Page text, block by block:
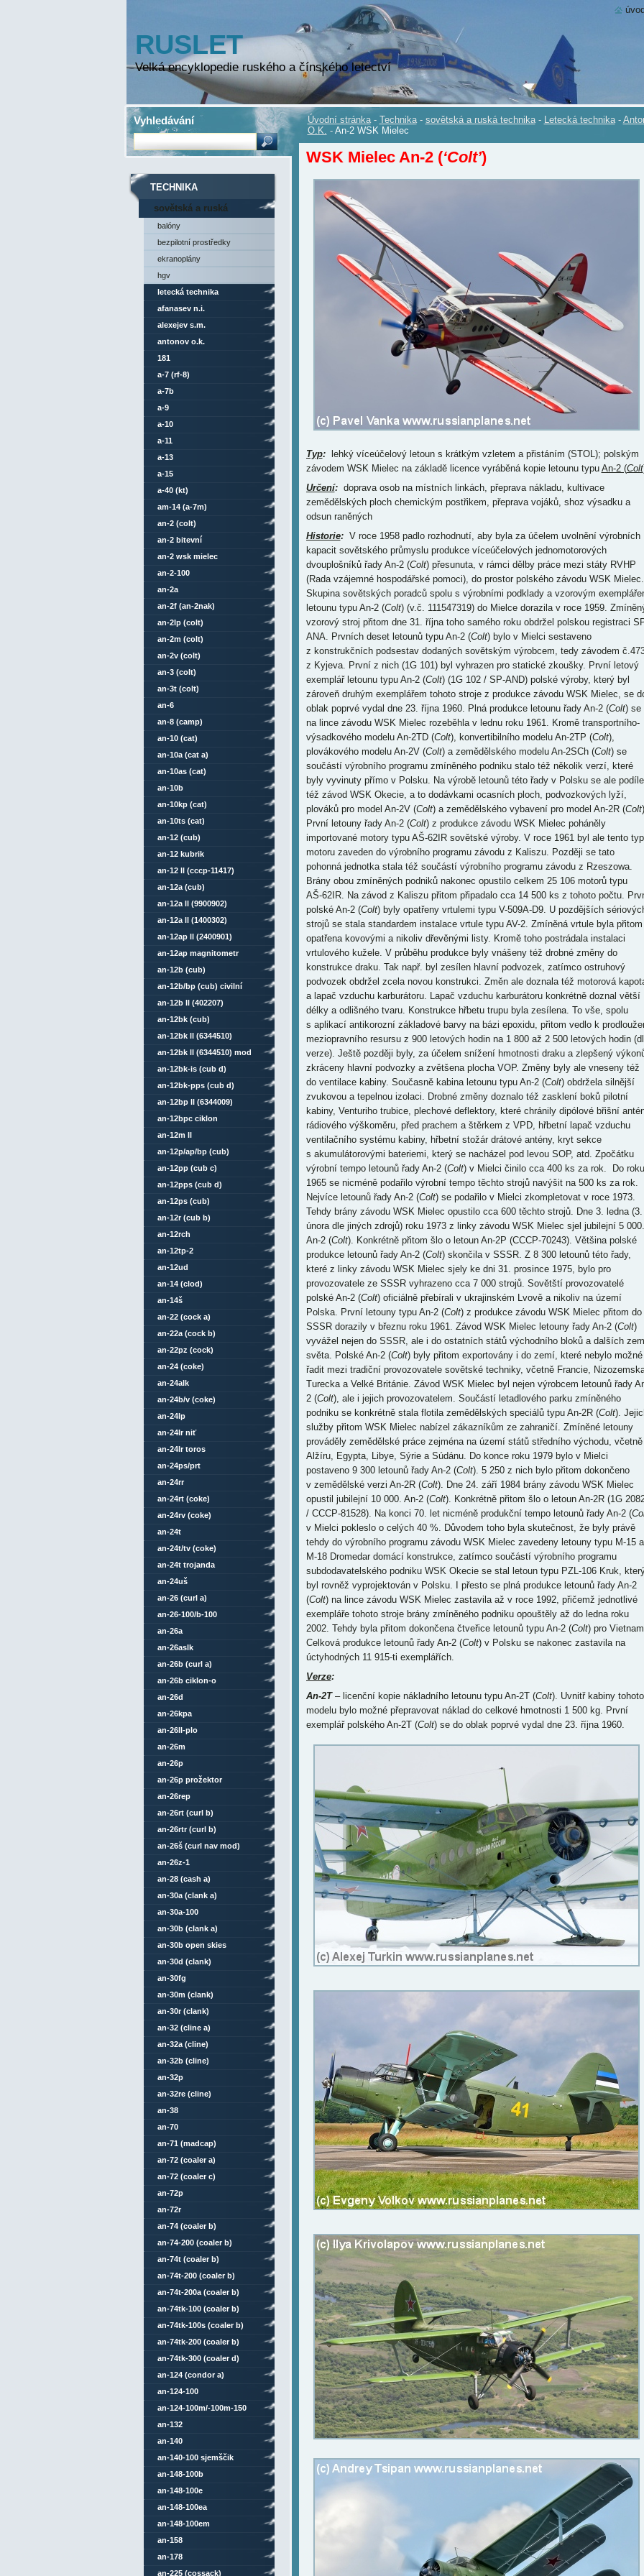
RUSLET
Velká encyklopedie ruského a čínského letectví
Úvodní stránka - Technika - sovětská a ruská technika - Letecká technika -
O.K. - An-2 WSK Mielec
WSK Mielec An-2 (‘Colt’)
Typ:lehký víceúčelový letoun s krátkým vzletem a přistáním (STOL); polským
závodem WSK Mielec na základě licence vyráběná kopie letounu typu An-2 (Colt
Určení:doprava osob na místních linkách, přeprava nákladu, kultivace
zemědělských ploch chemickým postřikem, přeprava vojáků, shoz výsadku a
odsun raněných
Historie:V roce 1958 padlo rozhodnutí, aby byla za účelem uvolnění výrobních
kapacit sovětského průmyslu produkce víceúčelových jednomotorových
dvouplošníků řady An-2 (Colt) přesunuta, v rámci dělby práce mezi státy RVHP
(Rada vzájemné hospodářské pomoci), do prostor polského závodu WSK Mielec.
Skupina sovětských poradců spolu s výrobními podklady a vzorovým
letounu typu An-2 (Colt) (v.č. 111547319) do Mielce dorazila v roce 1959.
vzorový stroj přitom dne 31. října toho samého roku obdržel polskou registraci
ANA. Prvních deset letounů typu An-2 (Colt) bylo v Mielci sestaveno
z konstrukčních podsestav dodaných sovětským výrobcem, tedy závodem
z Kyjeva. První z nich (1G 101) byl vyhrazen pro statické zkoušky. První letový
exemplář letounu typu An-2 (Colt) (1G 102 / SP-AND) polské výroby, který byl
zároveň druhým exemplářem tohoto stroje z produkce závodu WSK Mielec, se
oblak poprvé vydal dne 23. října 1960. Plná produkce letounu řady An-2 (Colt) se
na lince závodu WSK Mielec rozeběhla v lednu roku 1961. Kromě transportního-
výsadkového modelu An-2TD (Colt), konvertibilního modelu An-2TP (Colt),
plovákového modelu An-2V (Colt) a zemědělského modelu An-2SCh (Colt) se
součástí výrobního programu zmíněného podniku stalo též několik verzí, které
byly vyvinuty přímo v Polsku. Na výrobě letounů této řady v Polsku se ale
též závod WSK Okecie, a to dodávkami ocasních ploch, podvozkových lyží,
plováků pro model An-2V (Colt) a zemědělského vybavení pro model An-2R (Colt
První letouny řady An-2 (Colt) z produkce závodu WSK Mielec poháněly
importované motory typu AŠ-62IR sovětské výroby. V roce 1961 byl ale tento typ
motoru zaveden do výrobního programu závodu z Kaliszu. Později se tato
pohonná jednotka stala též součástí výrobního programu závodu z Rzeszowa.
Brány obou zmíněných podniků nakonec opustilo celkem 25 106 motorů typu
AŠ-62IR. Na závod z Kaliszu přitom připadalo cca 14 500 ks z tohoto počtu.
polské An-2 (Colt) byly opatřeny vrtulemi typu V-509A-D9. U pozdějších
strojů se stala standardem instalace vrtule typu AV-2. Zmíněná vrtule byla přitom
opatřena kovovými a nikoliv dřevěnými listy. Kromě toho postrádala instalaci
vrtulového kužele. V průběhu produkce byly vnášeny též drobné změny do
konstrukce draku. Tak např. byl zesílen hlavní podvozek, zatímco ostruhový
podvozek obdržel zcela novou konstrukci. Změn ale doznala též motorová
a lapač vzduchu karburátoru. Lapač vzduchu karburátoru konkrétně doznal větší
délky a odlišného tvaru. Konstrukce hřbetu trupu byla zesílena. To vše, spolu
s aplikací antikorozní základové barvy na bázi epoxidu, přitom vedlo k
meziopravního resursu z 900 letových hodin na 1 800 až 2 500 letových hodin
verze). Ještě později byly, za účelem snížení hmotnosti draku a zlepšený
zkráceny hlavní podvozky a zvětšena plocha VOP. Změny byly ale vneseny též
do ventilace kabiny. Současně kabina letounu typu An-2 (Colt) obdržela silnější
zvukovou a tepelnou izolaci. Drobné změny doznalo též zasklení boků pilotní
kabiny, Venturiho trubice, plechové deflektory, které chránily dipólové břišní
rádiového výškoměru, před prachem a štěrkem z VPD, hřbetní lapač vzduchu
ventilačního systému kabiny, hřbetní stožár drátové antény, kryt sekce
s akumulátorovými bateriemi, který se nacházel pod levou SOP, atd. Zpočátku
výrobní tempo letounů řady An-2 (Colt) v Mielci činilo cca 400 ks za rok. Do roku
1965 se nicméně podařilo výrobní tempo těchto strojů navýšit na 500 ks za rok.
Nejvíce letounů řady An-2 (Colt) se podařilo v Mielci zkompletovat v roce 1973.
Tehdy brány závodu WSK Mielec opustilo cca 600 těchto strojů. Dne 3. ledna (3.
února dle jiných zdrojů) roku 1973 z linky závodu WSK Mielec sjel jubilejní 5 000.
An-2 (Colt). Konkrétně přitom šlo o letoun An-2P (CCCP-70243). Většina polské
produkce letounů řady An-2 (Colt) skončila v SSSR. Z 8 300 letounů této řady,
které z linky závodu WSK Mielec sjely ke dni 31. prosince 1975, bylo pro
provozovatele ze SSSR vyhrazeno cca 7 000 strojů. Sovětští provozovatelé
polské An-2 (Colt) oficiálně přebírali v ukrajinském Lvově a nikoliv na území
Polska. První letouny typu An-2 (Colt) z produkce závodu WSK Mielec přitom do
SSSR dorazily v březnu roku 1961. Závod WSK Mielec letouny řady An-2 (Colt)
vyvážel nejen do SSSR, ale i do ostatních států východního bloků a dalších
světa. Polské An-2 (Colt) byly přitom exportovány i do zemí, které nebylo možné
řadit mezi tradiční provozovatele sovětské techniky, včetně Francie,
Turecka a Velké Británie. Závod WSK Mielec byl nejen výrobcem letounů řady
2 (Colt), ale i jejich provozovatelem. Součástí letadlového parku zmíněného
podniku se konkrétně stala flotila zemědělských speciálů typu An-2R (Colt).
služby přitom WSK Mielec nabízel zákazníkům ze zahraničí. Zmíněné letouny
prováděly zemědělské práce zejména na území států středního východu, včetně
Alžíru, Egypta, Libye, Sýrie a Súdánu. Do konce roku 1979 bylo v Mielci
postaveno 9 300 letounů řady An-2 (Colt). 5 250 z nich bylo přitom dokončeno
v zemědělské verzi An-2R (Colt). Dne 24. září 1984 brány závodu WSK Mielec
opustil jubilejní 10 000. An-2 (Colt). Konkrétně přitom šlo o letoun An-2R (1G
/ CCCP-81528). Na konci 70. let nicméně produkční tempo letounů řady An-2 (
v Mielci pokleslo o celých 40 %. Důvodem toho byla skutečnost, že byly právě
tehdy do výrobního programu závodu WSK Mielec zavedeny letouny typu M-15 a
M-18 Dromedar domácí konstrukce, zatímco součástí výrobního programu
subdodavatelského podniku WSK Okecie se stal letoun typu PZL-106 Kruk,
byl rovněž vyprojektován v Polsku. I přesto se plná produkce letounů řady An-2
(Colt) na lince závodu WSK Mielec zastavila až v roce 1992, přičemž jednotlivé
exempláře tohoto stroje brány zmíněného podniku opouštěly až do ledna roku
2002. Tehdy byla přitom dokončena čtveřice letounů typu An-2 (Colt) pro
Celková produkce letounů řady An-2 (Colt) v Polsku se nakonec zastavila na
úctyhodných 11 915-ti exemplářích.
Verze:
An-2T– licenční kopie nákladního letounu typu An-2T (Colt). Uvnitř kabiny tohoto
modelu bylo možné přepravovat náklad do celkové hmotnosti 1 500 kg. První
exemplář polského An-2T (Colt) se do oblak poprvé vydal dne 23. října 1960.
TECHNIKA
sovětská a ruská
technika
balóny
bezpilotní prostředky
ekranoplány
hgv
letecká technika
afanasev n.i.
alexejev s.m.
antonov o.k.
181
a-7 (rf-8)
a-7b
a-9
a-10
a-11
a-13
a-15
a-40 (kt)
am-14 (a-7m)
an-2 (colt)
an-2 bitevní
an-2 wsk mielec
an-2-100
an-2a
an-2f (an-2nak)
an-2lp (colt)
an-2m (colt)
an-2v (colt)
an-3 (colt)
an-3t (colt)
an-6
an-8 (camp)
an-10 (cat)
an-10a (cat a)
an-10as (cat)
an-10b
an-10kp (cat)
an-10ts (cat)
an-12 (cub)
an-12 kubrik
an-12 ll (cccp-11417)
an-12a (cub)
an-12a ll (9900902)
an-12a ll (1400302)
an-12ap ll (2400901)
an-12ap magnitometr
an-12b (cub)
an-12b/bp (cub) civilní
an-12b ll (402207)
an-12bk (cub)
an-12bk ll (6344510)
an-12bk ll (6344510) mod
an-12bk-is (cub d)
an-12bk-pps (cub d)
an-12bp ll (6344009)
an-12bpc ciklon
an-12m ll
an-12p/ap/bp (cub)
an-12pp (cub c)
an-12pps (cub d)
an-12ps (cub)
an-12r (cub b)
an-12rch
an-12tp-2
an-12ud
an-14 (clod)
an-14š
an-22 (cock a)
an-22a (cock b)
an-22pz (cock)
an-24 (coke)
an-24alk
an-24b/v (coke)
an-24lp
an-24lr niť
an-24lr toros
an-24ps/prt
an-24rr
an-24rt (coke)
an-24rv (coke)
an-24t
an-24t/tv (coke)
an-24t trojanda
an-24uš
an-26 (curl a)
an-26-100/b-100
an-26a
an-26aslk
an-26b (curl a)
an-26b ciklon-o
an-26d
an-26kpa
an-26ll-plo
an-26m
an-26p
an-26p prožektor
an-26rep
an-26rt (curl b)
an-26rtr (curl b)
an-26š (curl nav mod)
an-26z-1
an-28 (cash a)
an-30a (clank a)
an-30a-100
an-30b (clank a)
an-30b open skies
an-30d (clank)
an-30fg
an-30m (clank)
an-30r (clank)
an-32 (cline a)
an-32a (cline)
an-32b (cline)
an-32p
an-32re (cline)
an-38
an-70
an-71 (madcap)
an-72 (coaler a)
an-72 (coaler c)
an-72p
an-72r
an-74 (coaler b)
an-74-200 (coaler b)
an-74t (coaler b)
an-74t-200 (coaler b)
an-74t-200a (coaler b)
an-74tk-100 (coaler b)
an-74tk-100s (coaler b)
an-74tk-200 (coaler b)
an-74tk-300 (coaler d)
an-124 (condor a)
an-124-100
an-124-100m/-100m-150
an-132
an-140
an-140-100 sjemščik
an-148-100b
an-148-100e
an-148-100ea
an-148-100em
an-158
an-178
an-225 (cossack)
Vyhledávání